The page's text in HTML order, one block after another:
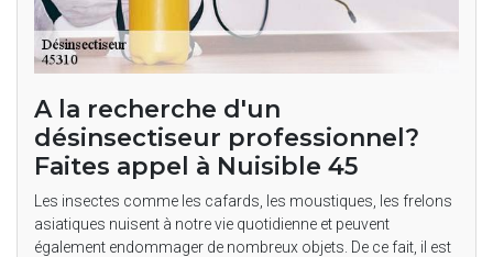
A la recherche d'un
désinsectiseur professionnel?
Faites appel à Nuisible 45
Les insectes comme les cafards, les moustiques, les frelons
asiatiques nuisent à notre vie quotidienne et peuvent
également endommager de nombreux objets. De ce fait, il est